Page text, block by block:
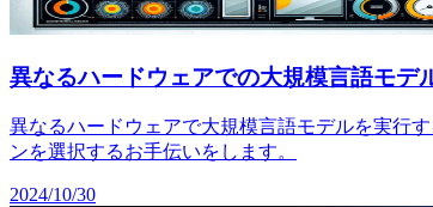
異なるハードウェアでの大規模言語モ
異なるハードウェアで大規模言語モデルを実行
ンを選択するお手伝いをします。
2024/10/30